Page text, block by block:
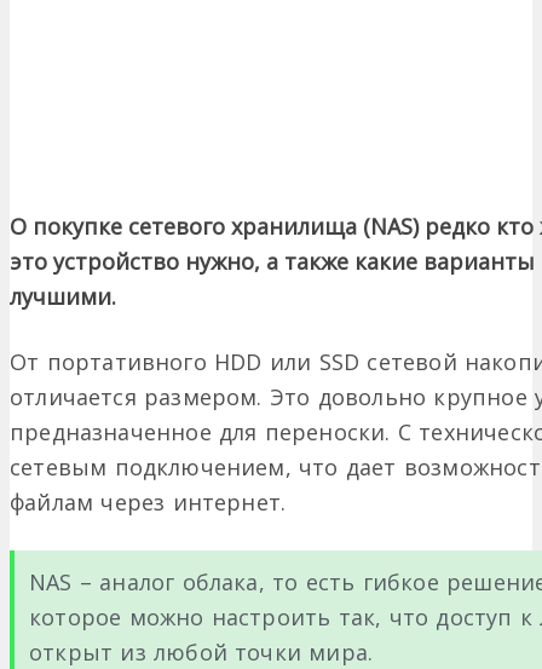
О покупке сетевого хранилища (NAS) редко
это устройство нужно, а также какие
лучшими.
От портативного HDD или SSD сетевой
отличается размером. Это довольно крупное
предназначенное для переноски. С
сетевым подключением, что дает
файлам через интернет.
NAS – аналог облака, то есть гибкое
которое можно настроить так, что доступ
открыт из любой точки мира.